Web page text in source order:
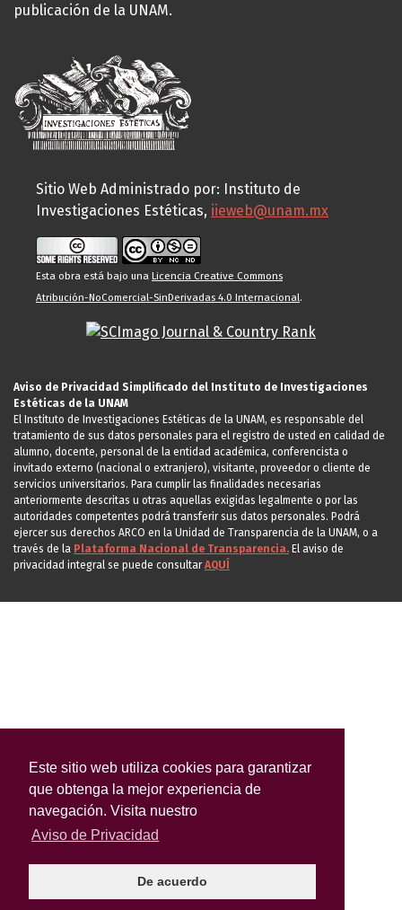
Este sitio web utiliza cookies para garantizar
que obtenga la mejor experiencia de
navegación. Visita nuestro
Aviso de Privacidad
De acuerdo
publicación de la UNAM.
Sitio Web Administrado por: Instituto de
Investigaciones Estéticas, iieweb@unam.mx
Esta obra está bajo una Licencia Creative Commons
Atribución-NoComercial-SinDerivadas 4.0 Internacional.
Aviso de Privacidad Simplificado del Instituto de Investigaciones
Estéticas de la UNAM
El Instituto de Investigaciones Estéticas de la UNAM, es responsable del
tratamiento de sus datos personales para el registro de usted en calidad de
alumno, docente, personal de la entidad académica, conferencista o
invitado externo (nacional o extranjero), visitante, proveedor o cliente de
servicios universitarios. Para cumplir las finalidades necesarias
anteriormente descritas u otras aquellas exigidas legalmente o por las
autoridades competentes podrá transferir sus datos personales. Podrá
ejercer sus derechos ARCO en la Unidad de Transparencia de la UNAM, o a
través de la Plataforma Nacional de Transparencia. El aviso de
privacidad integral se puede consultarAQUÍ